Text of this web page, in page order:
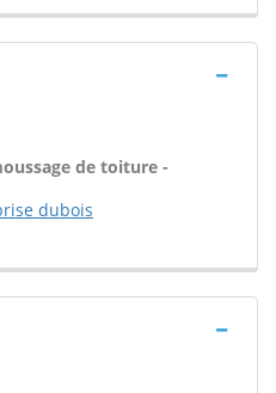
de toiture -
dubois